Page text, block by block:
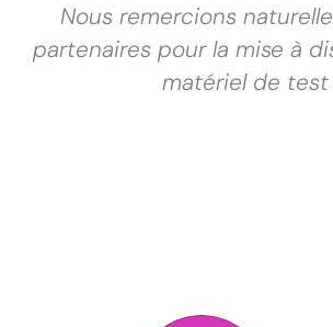
Nous remercions
partenaires pour la mise à
matériel de test